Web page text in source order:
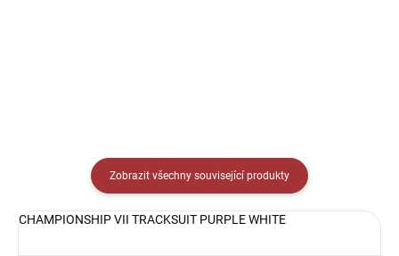
Zobrazit všechny související produkty
CHAMPIONSHIP VII TRACKSUIT PURPLE WHITE